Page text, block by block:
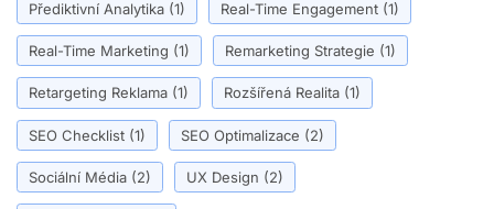
Přediktivní Analytika (1) Real-Time Engagement (1)
Real-Time Marketing (1) Remarketing Strategie (1)
Retargeting Reklama (1) Rozšířená Realita (1)
SEO Checklist (1) SEO Optimalizace (2)
Sociální Média (2) UX Design (2)